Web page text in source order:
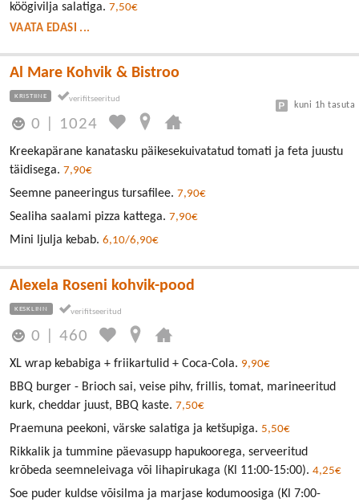
köögivilja salatiga. 7,50€
VAATA EDASI ...
Al Mare Kohvik & Bistroo
KRISTIINE
0 1024
kuni 1h tasuta
Kreekapärane kanatasku päikesekuivatatud tomati ja feta juustu
täidisega. 7,90€
Seemne paneeringus tursafilee. 7,90€
Sealiha saalami pizza kattega. 7,90€
Mini ljulja kebab. 6,10/6,90€
Alexela Roseni kohvik-pood
KESKLINN
0 |460
XL wrap kebabiga + friikartulid + Coca-Cola. 9,90€
BBQ burger - Brioch sai, veise pihv, frillis, tomat, marineeritud
kurk, cheddar juust, BBQ kaste. 7,50€
Praemuna peekoni, värske salatiga ja ketšupiga. 5,50€
Rikkalik ja tummine päevasupp hapukoorega, serveeritud
krõbeda seemneleivaga või lihapirukaga (Kl 11:00-15:00). 4,25€
Soe puder kuldse võisilma ja marjase kodumoosiga (Kl 7:00-